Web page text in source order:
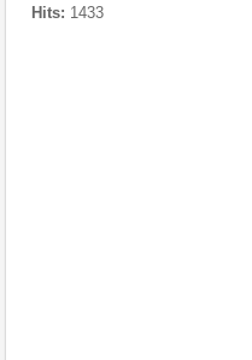
Hits: 1433